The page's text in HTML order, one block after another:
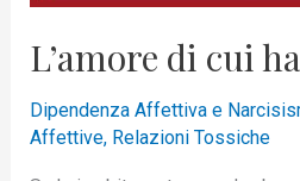
L’amore di cui
Dipendenza Affettiva e
Affettive, Relazioni Tossiche